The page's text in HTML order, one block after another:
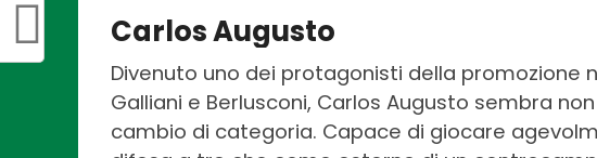
Carlos Augusto
Divenuto uno dei protagonisti della promozione
Galliani e Berlusconi, Carlos Augusto sembra
cambio di categoria. Capace di giocare